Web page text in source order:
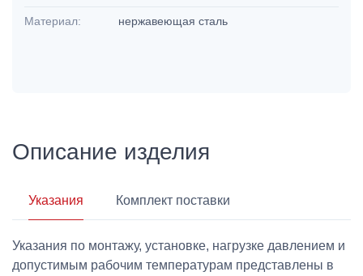
Материал: нержавеющая сталь
Описание изделия
Указания Комплект поставки
Указания по монтажу, установке, нагрузке давлением и
допустимым рабочим температурам представлены в